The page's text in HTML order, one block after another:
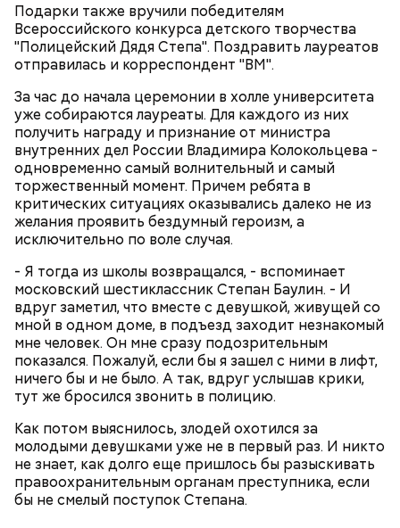
Подарки также вручили победителям
Всероссийского конкурса детского творчества
"Полицейский Дядя Степа". Поздравить лауреатов
отправилась и корреспондент "ВМ".
За час до начала церемонии в холле университета
уже собираются лауреаты. Для каждого из них
получить награду и признание от министра
внутренних дел России Владимира Колокольцева -
одновременно самый волнительный и самый
торжественный момент. Причем ребята в
критических ситуациях оказывались далеко не из
желания проявить бездумный героизм, а
исключительно по воле случая.
- Я тогда из школы возвращался, - вспоминает
московский шестиклассник Степан Баулин. - И
вдруг заметил, что вместе с девушкой, живущей со
мной в одном доме, в подъезд заходит незнакомый
мне человек. Он мне сразу подозрительным
показался. Пожалуй, если бы я зашел с ними в лифт,
ничего бы и не было. А так, вдруг услышав крики,
тут же бросился звонить в полицию.
Как потом выяснилось, злодей охотился за
молодыми девушками уже не в первый раз. И никто
не знает, как долго еще пришлось бы разыскивать
правоохранительным органам преступника, если
бы не смелый поступок Степана.
На Руси святителя Николая издавна считали
покровителем моряков, купцов и детей. Ему
молились и земледельцы — о хорошей погоде, о
добром урожае. Была поговорка: «Кто Николая
любит, кто Николаю служит, тому святой Николай
во всякий час помогает».
Святой Николай Чудотворец считается
покровителем путешествующих, а также
оберегает детей и подростков. Многие мамы
провожают своих чад на прогулку, прося святого
Николая присмотреть за ними, сберечь от разных
уличных происшествий. Кроме того, святому
Николаю молятся о вразумлении своих детей,
попавших в плохую компанию, и хуже того —
пристрастившихся к наркотикам. Молятся
святителю Николаю о благополучном замужестве
дочерей.
500 г помидоров;
150 г шпината;
50 г лиственного салата;
зелень петрушки, укропа;
1/2 стакана растительного масла;
100 г муки;
30 г сахара.
Кабачки очистить от кожицы. Нарезать
кружочками или дольками, предварительно удалив
сердцевину. Нарезанные кабачки обвалять в муке и
обжарить в масле (половина нормы). Зеленый лук
нашинковать, слегка спас-серовать в оставшемся
масле и добавить к нему нашинкованные листья
шпината, салата, зелень петрушки, помидоры,
нарезанные небольшими дольками, и все тушить 10
минут. Листья шпината или салата можно заменить
ботвой свеклы. Полученный соус заправить солью,
уксусом, сахаром. Подать кабачки в холодном
виде, посыпать их рубленым укропом.